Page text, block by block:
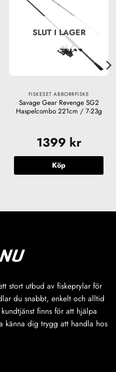
SLUT I LAGER
FISKESET ABBORRFISKE
Savage Gear Revenge SG2
Haspelcombo 221cm / 7-23g
1399 kr
Köp
stort utbud av fiskeprylar för
du snabbt, enkelt och alltid
finns för att hjälpa
känna dig trygg att handla hos